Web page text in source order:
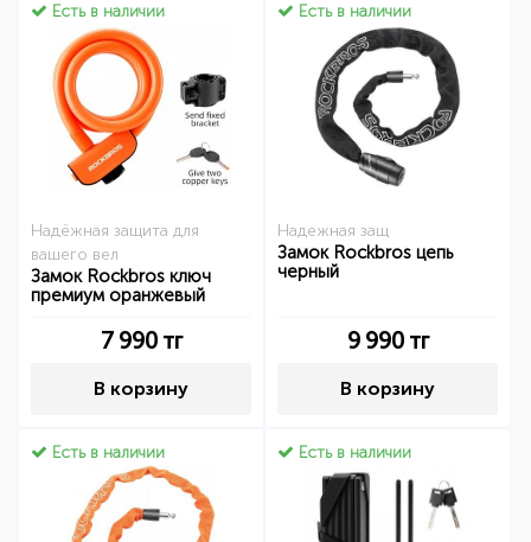
Есть в наличии
Надёжная защита для
вашего вел
Замок Rockbros ключ
премиум оранжевый
7 990тг
В корзину
Есть в наличии
Надежная защ
Замок Rockbros цепь
черный
9 990тг
В корзину
Есть в наличии Есть в наличии